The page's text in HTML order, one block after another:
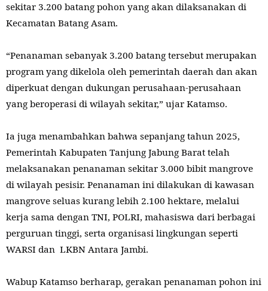
sekitar 3.200 batang pohon yang akan dilaksanakan di
Kecamatan Batang Asam.
“Penanaman sebanyak 3.200 batang tersebut merupakan
program yang dikelola oleh pemerintah daerah dan akan
diperkuat dengan dukungan perusahaan-perusahaan
yang beroperasi di wilayah sekitar,” ujar Katamso.
Ia juga menambahkan bahwa sepanjang tahun 2025,
Pemerintah Kabupaten Tanjung Jabung Barat telah
melaksanakan penanaman sekitar 3.000 bibit mangrove
di wilayah pesisir. Penanaman ini dilakukan di kawasan
mangrove seluas kurang lebih 2.100 hektare, melalui
kerja sama dengan TNI, POLRI, mahasiswa dari berbagai
perguruan tinggi, serta organisasi lingkungan seperti
WARSI dan LKBN Antara Jambi.
Wabup Katamso berharap, gerakan penanaman pohon ini